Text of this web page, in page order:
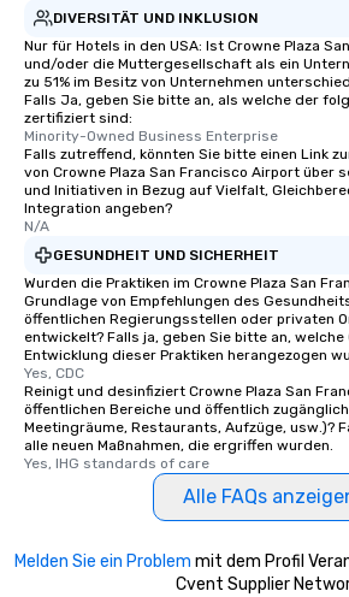
DIVERSITÄT UND INKLUSION
Nur für Hotels in den USA: Ist Crowne Plaza
und/oder die Muttergesellschaft als ein
zu 51% im Besitz von Unternehmen
Falls Ja, geben Sie bitte an, als welche der
zertifiziert sind:
Minority-Owned Business Enterprise
Falls zutreffend, könnten Sie bitte einen Link
von Crowne Plaza San Francisco Airport über
und Initiativen in Bezug auf Vielfalt,
Integration angeben?
N/A
GESUNDHEIT UND SICHERHEIT
Wurden die Praktiken im Crowne Plaza San
Grundlage von Empfehlungen des
öffentlichen Regierungsstellen oder privaten
entwickelt? Falls ja, geben Sie bitte an,
Entwicklung dieser Praktiken herangezogen
Yes, CDC
Reinigt und desinfiziert Crowne Plaza San
öffentlichen Bereiche und öffentlich
Meetingräume, Restaurants, Aufzüge, usw.)?
alle neuen Maßnahmen, die ergriffen wurden.
Yes, IHG standards of care
Alle FAQs
Melden Sie ein Problem mit dem Profil
Cvent Supplier